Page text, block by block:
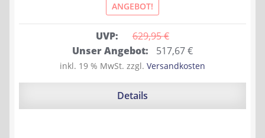
ANGEBOT!
UVP: 629,95 €
Ursprünglicher
Preis
war:
Unser Angebot: 517,67€Aktueller
Preis
ist:
inkl. 19 % MwSt. zzgl. Versandkosten
Details